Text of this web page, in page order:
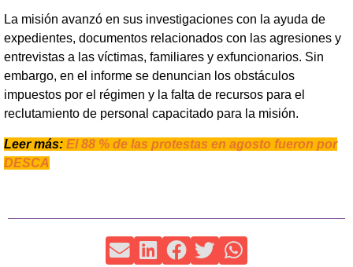
La misión avanzó en sus investigaciones con la ayuda de
expedientes, documentos relacionados con las agresiones y
entrevistas a las víctimas, familiares y exfuncionarios. Sin
embargo, en el informe se denuncian los obstáculos
impuestos por el régimen y la falta de recursos para el
reclutamiento de personal capacitado para la misión.
Leer más: El 88 % de las protestas en agosto fueron por
DESCA